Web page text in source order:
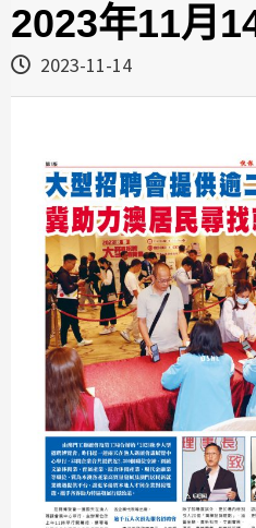
2023年11月
2023-11-14